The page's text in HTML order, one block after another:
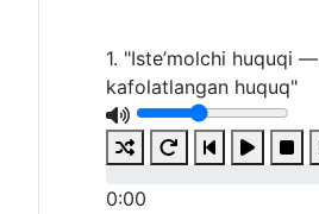
1. "Iste’molchi huquqi —
kafolatlangan huquq"
0:00